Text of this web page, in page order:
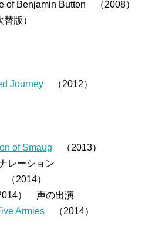
of Benjamin Button （2008）
版）
Journey （2012）
of Smaug （2013）
レーション
2014）
） 声の出演
Armies （2014）